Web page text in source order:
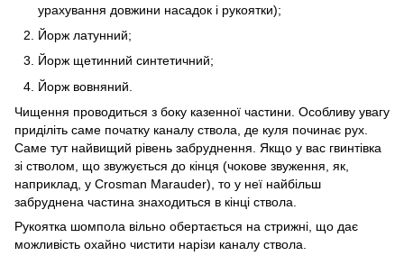
урахування довжини насадок і рукоятки);
Йорж латунний;
Йорж щетинний синтетичний;
Йорж вовняний.
Чищення проводиться з боку казенної частини. Особливу увагу
приділіть саме початку каналу ствола, де куля починає рух.
Саме тут найвищий рівень забруднення. Якщо у вас гвинтівка
зі стволом, що звужується до кінця (чокове звуження, як,
наприклад, у Crosman Marauder), то у неї найбільш
забруднена частина знаходиться в кінці ствола.
Рукоятка шомпола вільно обертається на стрижні, що дає
можливість охайно чистити нарізи каналу ствола.